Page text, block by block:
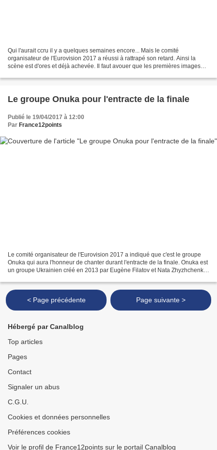
Qui l'aurait ccru il y a quelques semaines encore... Mais le comité
organisateur de l'Eurovision 2017 a réussi à rattrapé son retard. Ainsi la
scène est d'ores et déjà achevée. Il faut avouer que les premières images
Le groupe Onuka pour l'entracte de la finale
Publié le 19/04/2017 à 12:00
Par France12points
Le comité organisateur de l'Eurovision 2017 a indiqué que c'est le groupe
Onuka qui aura l'honneur de chanter durant l'entracte de la finale. Onuka est
un groupe Ukrainien créé en 2013 par Eugène Filatov et Nata Zhyzhchenko.
< Page précédente Page suivante >
Hébergé par Canalblog
Top articles
Pages
Contact
Signaler un abus
C.G.U.
Cookies et données personnelles
Préférences cookies
Voir le profil de France12points sur le portail Canalblog